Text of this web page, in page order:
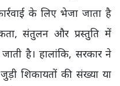
के लिए भेजा जाता है
संतुलन और प्रस्तुति में
है। हालांकि, सरकार ने
शिकायतों की संख्या या